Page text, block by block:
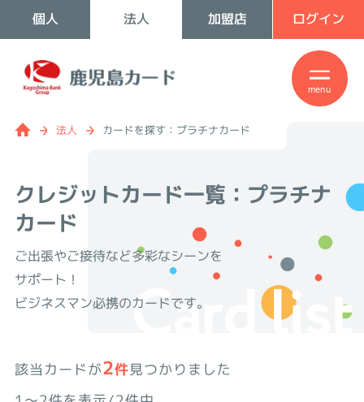
個人 法人 加盟店 ログイン
menu
法人 カードを探す：プラチナカード
Card list
クレジットカード一覧：プラチナ
カード
ご出張やご接待など多彩なシーンを
サポート！
ビジネスマン必携のカードです。
該当カードが2件見つかりました